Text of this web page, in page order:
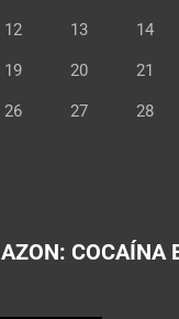
12 13 14
19 20 21
26 27 28
COCAÍNA